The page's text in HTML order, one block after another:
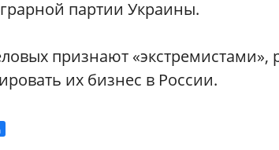
партии Украины.
признают «экстремистами»,
их бизнес в России.